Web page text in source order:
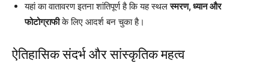
यहां का वातावरण इतना शांतिपूर्ण है कि यह स्थलस्मरण, ध्यान और
फोटोग्राफीके लिए आदर्श बन चुका है।
ऐतिहासिक संदर्भ और सांस्कृतिक महत्व